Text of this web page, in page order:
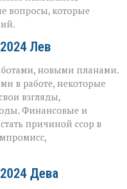
вопросы, которые
Лев
новыми планами.
в работе, некоторые
взгляды,
Финансовые и
причиной ссор в
Дева